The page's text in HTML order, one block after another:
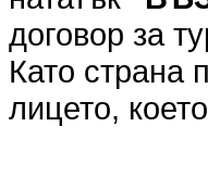
договор за
Като страна
лицето,